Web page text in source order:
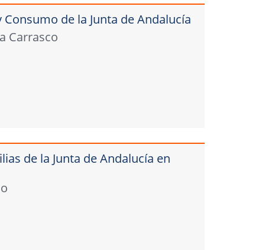
Consumo de la Junta de Andalucía
Carrasco
de la Junta de Andalucía en